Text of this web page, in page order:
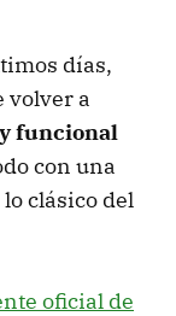
días,
volver a
funcional
con una
clásico del
oficial de